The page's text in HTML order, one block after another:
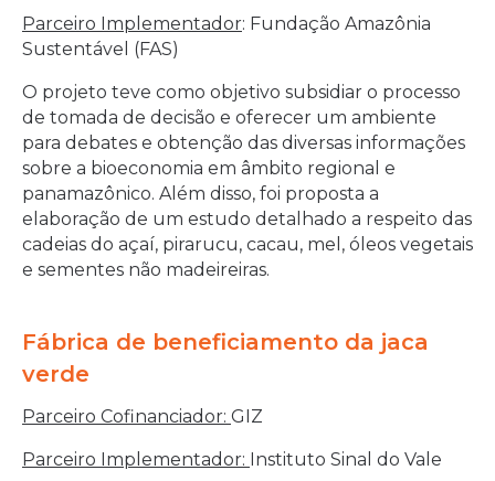
Parceiro Implementador: Fundação Amazônia
Sustentável (FAS)
O projeto teve como objetivo subsidiar o processo
de tomada de decisão e oferecer um ambiente
para debates e obtenção das diversas informações
sobre a bioeconomia em âmbito regional e
panamazônico. Além disso, foi proposta a
elaboração de um estudo detalhado a respeito das
cadeias do açaí, pirarucu, cacau, mel, óleos vegetais
e sementes não madeireiras.
Fábrica de beneficiamento da jaca
verde
Parceiro Cofinanciador: GIZ
Parceiro Implementador: Instituto Sinal do Vale